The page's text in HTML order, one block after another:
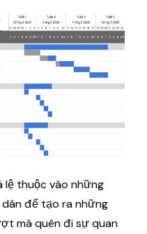
lệ thuộc vào những
để tạo ra những
mà quên đi sự quan